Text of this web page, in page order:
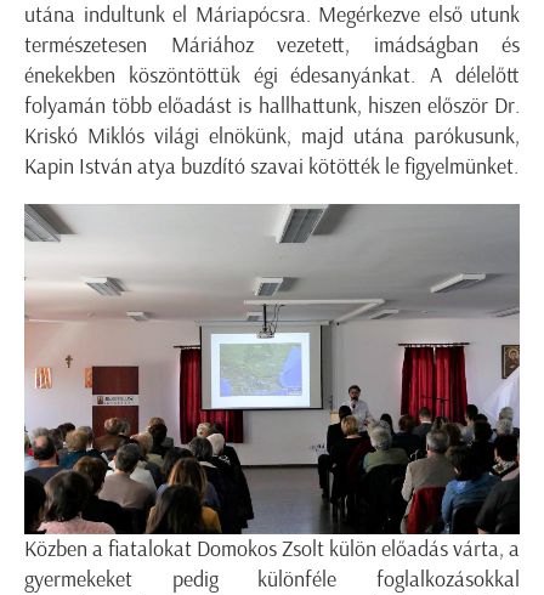
utána indultunk el Máriapócsra. Megérkezve első utunk
természetesen Máriához vezetett, imádságban és
énekekben köszöntöttük égi édesanyánkat. A délelőtt
folyamán több előadást is hallhattunk, hiszen először Dr.
Kriskó Miklós világi elnökünk, majd utána parókusunk,
Kapin István atya buzdító szavai kötötték le figyelmünket.
Közben a fiatalokat Domokos Zsolt külön előadás várta, a
gyermekeket pedig különféle foglalkozásokkal